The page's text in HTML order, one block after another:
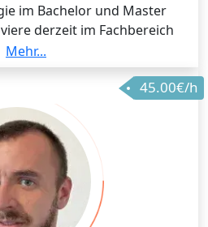
im Bachelor und Master
derzeit im Fachbereich
Studium und meine Arbeit
ich mich täglich mit
Dabei weiß ich aus
für viele Studierende
In meinem Unterricht
Inhalte so einfach und
zu erklären – mit vielen
Psychologie und dem
Alltag.
Mehr...
45.00€/h